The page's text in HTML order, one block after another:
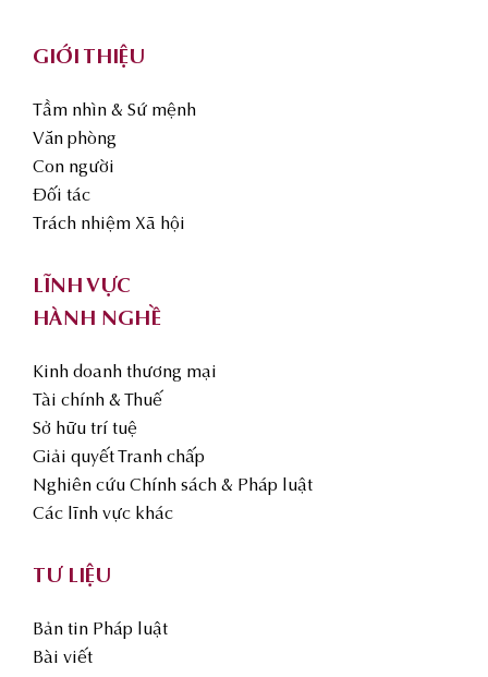
GIỚI THIỆU
Tầm nhìn & Sứ mệnh
Văn phòng
Con người
Đối tác
Trách nhiệm Xã hội
LĨNH VỰC
HÀNH NGHỀ
Kinh doanh thương mại
Tài chính & Thuế
Sở hữu trí tuệ
Giải quyết Tranh chấp
Nghiên cứu Chính sách & Pháp luật
Các lĩnh vực khác
TƯ LIỆU
Bản tin Pháp luật
Bài viết